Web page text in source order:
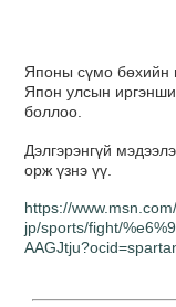
Японы сүмо бөхийн
Япон улсын
боллоо.
Дэлгэрэнгүй
орж үзнэ үү.
https://
jp/sports/fight/